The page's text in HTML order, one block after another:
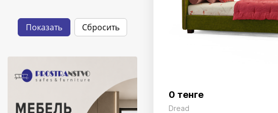
0 тенге
Dread